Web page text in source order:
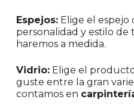
Espejos:Elige el espejo
personalidad y estilo de
haremos a medida.
Vidrio:Elige el
guste entre la gran
contamos en